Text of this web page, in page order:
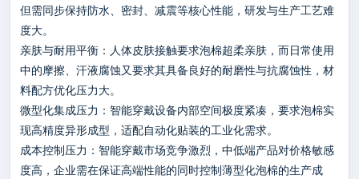
但需同步保持防水、密封、减震等核心性能，研发与生产工艺难
度大。
亲肤与耐用平衡：人体皮肤接触要求泡棉超柔亲肤，而日常使用
中的摩擦、汗液腐蚀又要求其具备良好的耐磨性与抗腐蚀性，材
料配方优化压力大。
微型化集成压力：智能穿戴设备内部空间极度紧凑，要求泡棉实
现高精度异形成型，适配自动化贴装的工业化需求。
成本控制压力：智能穿戴市场竞争激烈，中低端产品对价格敏感
度高，企业需在保证高端性能的同时控制薄型化泡棉的生产成